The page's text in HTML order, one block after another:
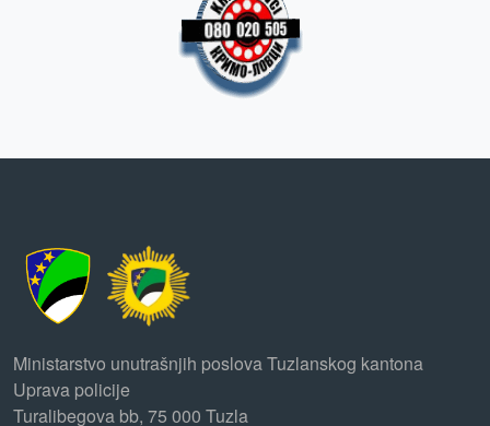
Ministarstvo unutrašnjih poslova Tuzlanskog kantona
Uprava policije
Turalibegova bb, 75 000 Tuzla